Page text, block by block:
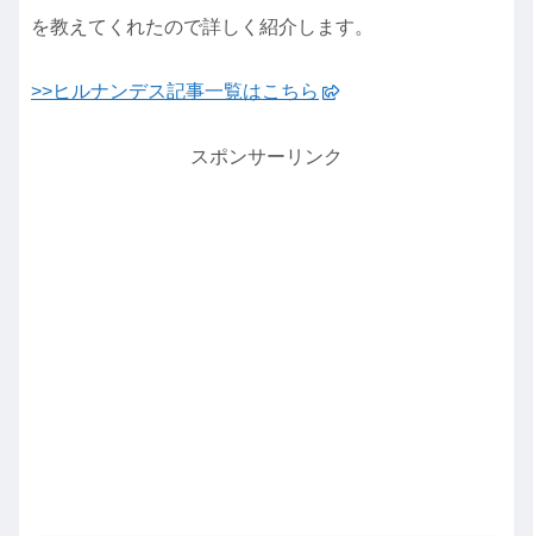
を教えてくれたので詳しく紹介します。
>>ヒルナンデス記事一覧はこちら
スポンサーリンク